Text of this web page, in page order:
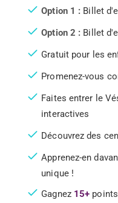
Option 1 : Billet
Option 2 : Billet
Gratuit pour les
Promenez-vous
Faites entrer le
interactives
Découvrez des
Apprenez-en
unique !
Gagnez 15+